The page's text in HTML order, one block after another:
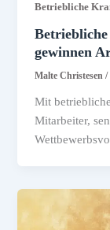
Betriebliche
gewinnen
Malte Christesen/
Mit
Mitarbeiter,